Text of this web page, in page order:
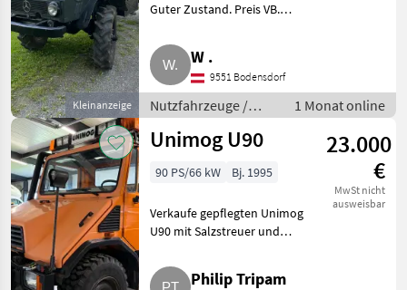
Kleinanzeige
Guter Zustand. Preis VB.
Transport kann organisiert
werden. Nutzfahrzeuge
Lastwagen (LKW)
W .
9551 Bodensdorf
Nutzfahrzeuge /
Lastwagen (LKW)
1 Monat online
Unimog U90
23.000
€
MwSt nicht
ausweisbar
90 PS/66 kW Bj. 1995
Verkaufe gepflegten Unimog
U90 mit Salzstreuer und
Lastwagen (LKW)
Philip Tripam